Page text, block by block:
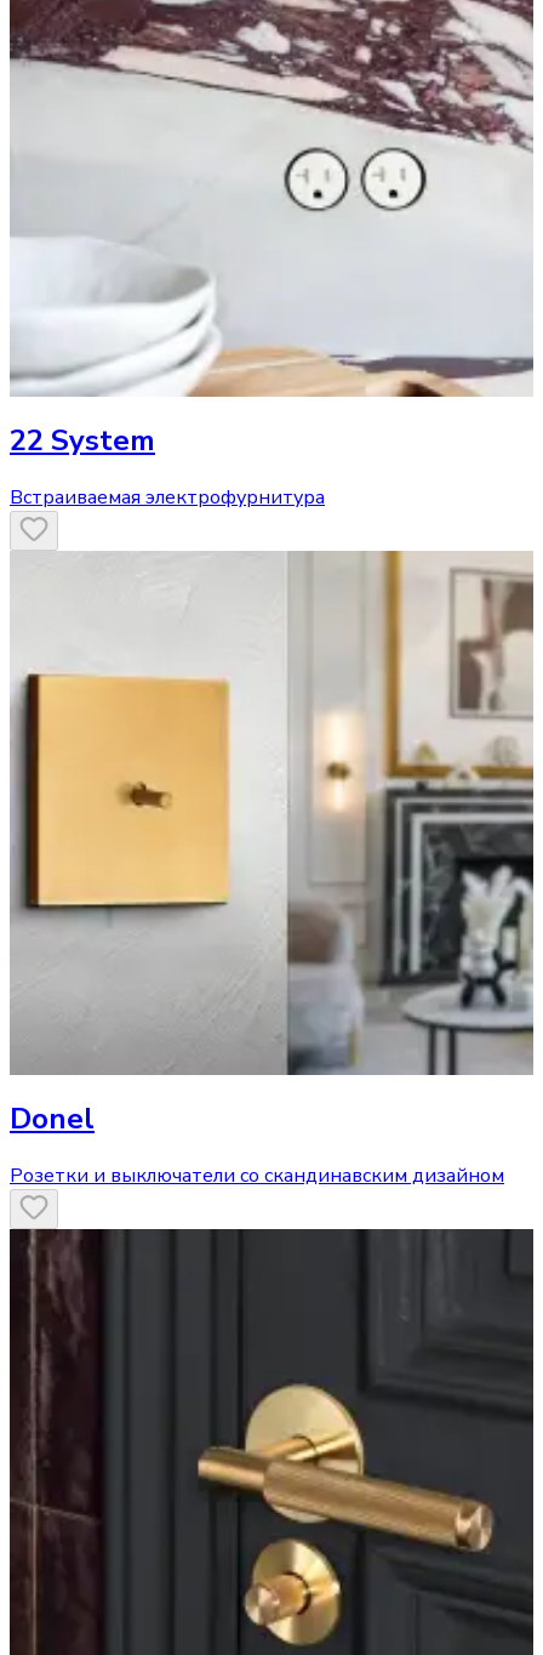
22 System
Встраиваемая электрофурнитура
Donel
Розетки и выключатели со скандинавским дизайном